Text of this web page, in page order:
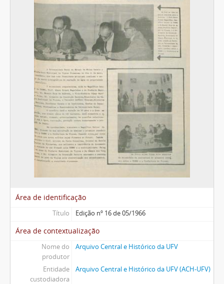
Área de identificação
Título Edição nº 16 de 05/1966
Área de contextualização
Nome do
produtor
Arquivo Central e Histórico da UFV
Entidade
custodiadora
Arquivo Central e Histórico da UFV (ACH-UFV)